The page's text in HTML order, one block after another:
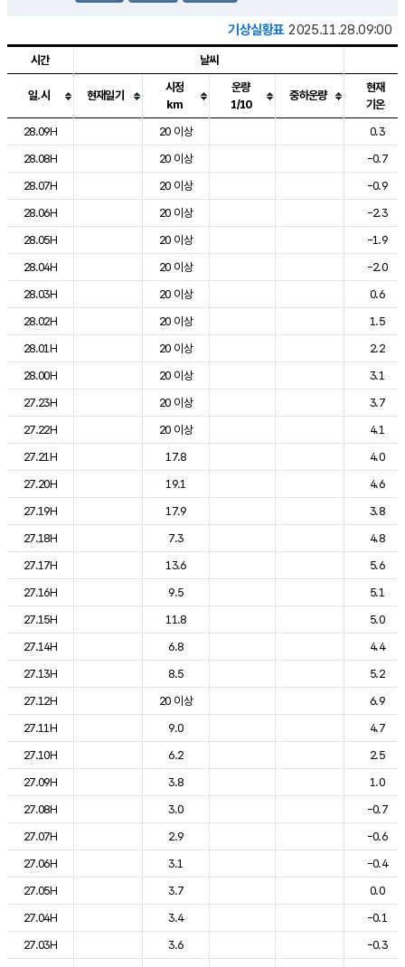
기상실황표 2025.11.28.09:00
도시별 기상실황표로 지점, 날씨, 기온, 강수, 바람, 기압등을 안내한 표입
시간 날씨
일.시 현재일기
시정
km
운량
1/10
중하운량
현재
기온
28.09H
20 이상
0.3
28.08H
20 이상
-0.7
28.07H
20 이상
-0.9
28.06H
20 이상
-2.3
28.05H
20 이상
-1.9
28.04H
20 이상
-2.0
28.03H
20 이상
0.6
28.02H
20 이상
1.5
28.01H
20 이상
2.2
28.00H
20 이상
3.1
27.23H
20 이상
3.7
27.22H
20 이상
4.1
27.21H
17.8
4.0
27.20H
19.1
4.6
27.19H
17.9
3.8
27.18H
7.3
4.8
27.17H
13.6
5.6
27.16H
9.5
5.1
27.15H
11.8
5.0
27.14H
6.8
4.4
27.13H
8.5
5.2
27.12H
20 이상
6.9
27.11H
9.0
4.7
27.10H
6.2
2.5
27.09H
3.8
1.0
27.08H
3.0
-0.7
27.07H
2.9
-0.6
27.06H
3.1
-0.4
27.05H
3.7
0.0
27.04H
3.4
-0.1
27.03H
3.6
-0.3